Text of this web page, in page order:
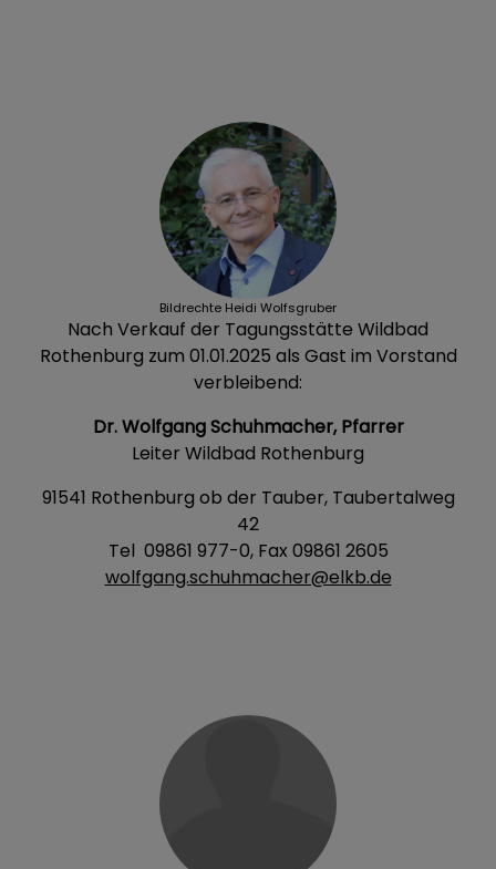
Bildrechte Heidi Wolfsgruber
Nach Verkauf der Tagungsstätte Wildbad
Rothenburg zum 01.01.2025 als Gast im Vorstand
verbleibend:
Dr. Wolfgang Schuhmacher, Pfarrer
Leiter Wildbad Rothenburg
91541 Rothenburg ob der Tauber, Taubertalweg
42
Tel 09861 977-0, Fax 09861 2605
wolfgang.schuhmacher@elkb.de